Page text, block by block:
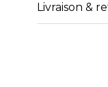
Livraison &